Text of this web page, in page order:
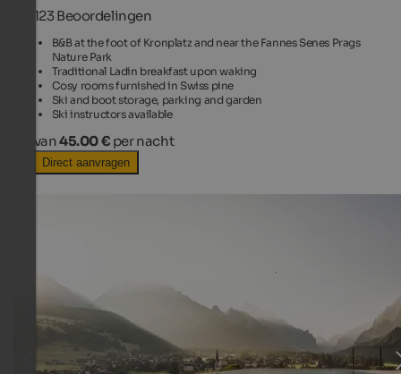
123 Beoordelingen
B&B at the foot of Kronplatz and near the Fannes Senes Prags
Nature Park
Traditional Ladin breakfast upon waking
Cosy rooms furnished in Swiss pine
Ski and boot storage, parking and garden
Ski instructors available
van45.00 € per nacht
Direct aanvragen